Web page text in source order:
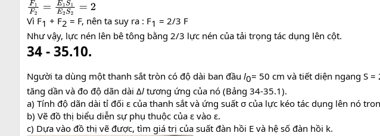
F1F 2= E1S1E 2S 2=
Vì F1​ + F2​ = F, nên ta suy ra : F1​ = 2/3 F
Như vậy, lực nén lên bê tông bằng 2/3 lực nén của tải trọng tác dụng lên cột.
34 - 35.10.
Người ta dùng một thanh sắt tròn có độ dài ban đầu l0​= 50 cm và tiết diện ngang S =
tăng dần và đo độ dãn dài Δl tương ứng của nó (Bảng 34-35.1).
a) Tính độ dãn dài tỉ đối ε của thanh sắt và ứng suất σ của lực kéo tác dụng lên nó
b) Vẽ đồ thị biểu diễn sự phụ thuộc của ε vào ε.
c) Dựa vào đồ thị vẽ được, tìm giá trị của suất đàn hồi E và hệ số đàn hồi k.